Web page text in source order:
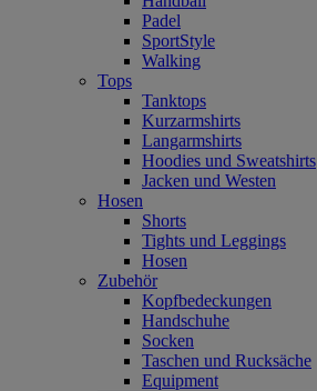
Padel
SportStyle
Walking
Tops
Tanktops
Kurzarmshirts
Langarmshirts
Hoodies und Sweatshirts
Jacken und Westen
Hosen
Shorts
Tights und Leggings
Hosen
Zubehör
Kopfbedeckungen
Handschuhe
Socken
Taschen und Rucksäche
Equipment